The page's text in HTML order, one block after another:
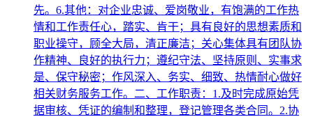
先。6.其他：对企业忠诚、爱岗敬业，有饱满的工作热
情和工作责任心，踏实、肯干；具有良好的思想素质和
职业操守，顾全大局，清正廉洁；关心集体具有团队协
作精神、良好的执行力；遵纪守法、坚持原则、实事求
是、保守秘密；作风深入、务实、细致、热情耐心做好
相关财务服务工作。二、工作职责：1.及时完成原始凭
据审核、凭证的编制和整理，登记管理各类合同。2.协